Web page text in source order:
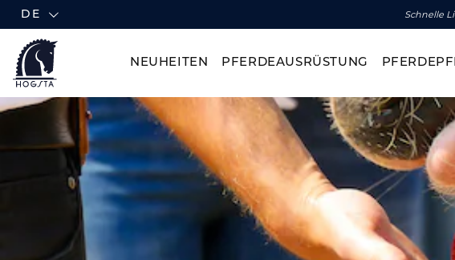
DE Schnelle
NEUHEITEN PFERDEAUSRÜSTUNG